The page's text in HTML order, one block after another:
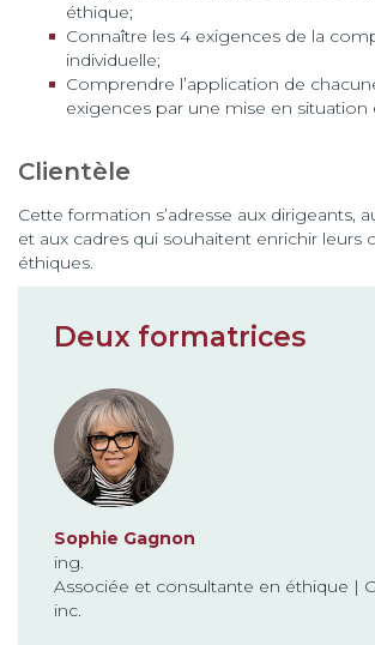
éthique;
Connaître les 4 exigences de la
individuelle;
Comprendre l’application de
exigences par une mise en situation
Clientèle
Cette formation s’adresse aux dirigeants,
et aux cadres qui souhaitent enrichir leurs
éthiques.
Deux formatrices
Sophie Gagnon
ing.
Associée et consultante en éthique |
inc.